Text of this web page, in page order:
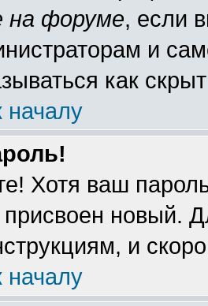
на форуме, если
и
как
началу
Хотя ваш
новый.
и
началу